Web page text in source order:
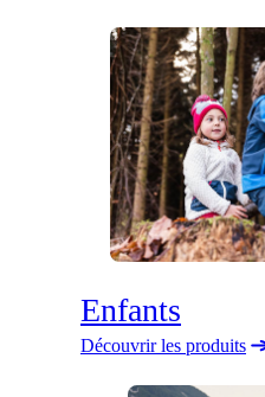
Enfants
Découvrir les produits